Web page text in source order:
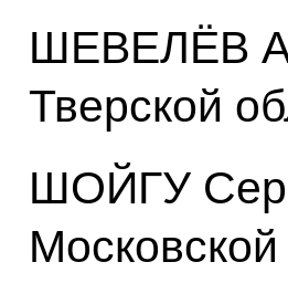
ШЕВЕЛЁВ
Тверской
ШОЙГУ